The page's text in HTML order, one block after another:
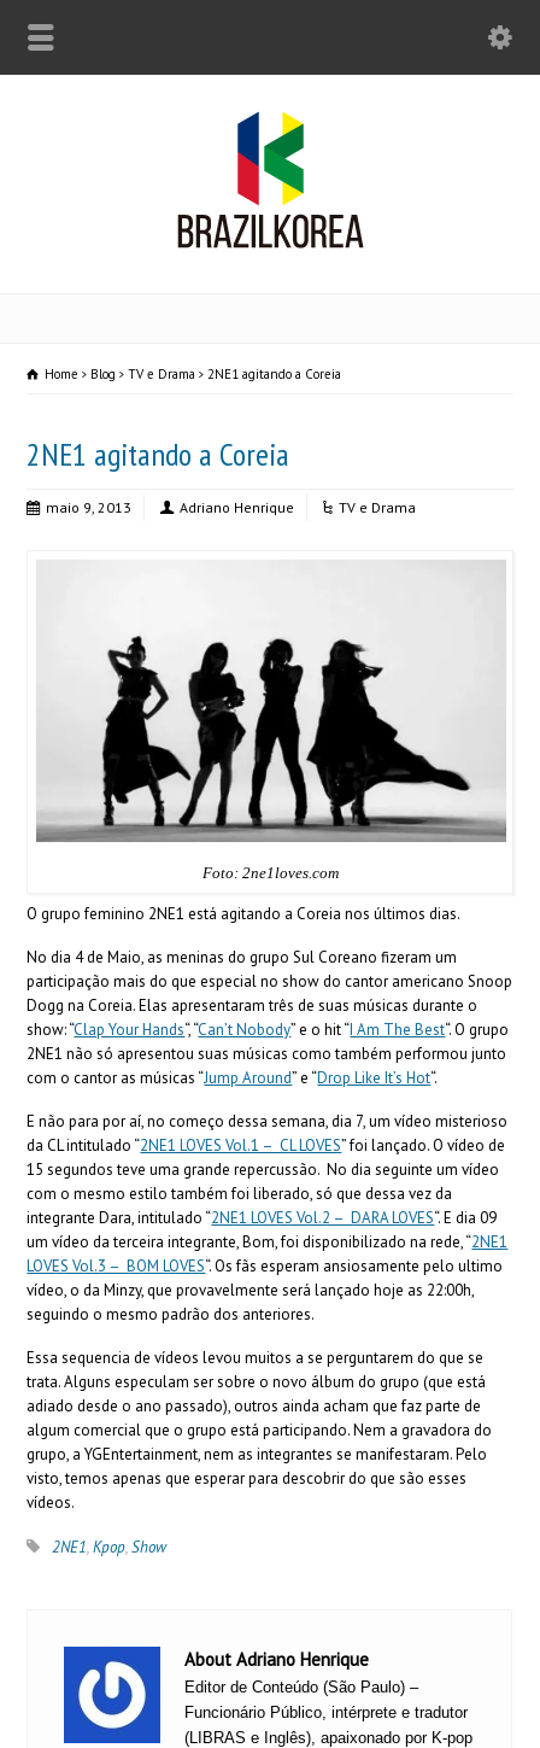
Home Blog TV e Drama 2NE1 agitando a Coreia
2NE1 agitando a Coreia
maio 9, 2013 Adriano Henrique TV e Drama
Foto: 2ne1loves.com
O grupo feminino 2NE1 está agitando a Coreia nos últimos dias.
No dia 4 de Maio, as meninas do grupo Sul Coreano fizeram um
participação mais do que especial no show do cantor americano Snoop
Dogg na Coreia. Elas apresentaram três de suas músicas durante o
show: “Clap Your Hands“, “Can’t Nobody” e o hit “I Am The Best“. O grupo
2NE1 não só apresentou suas músicas como também performou junto
com o cantor as músicas “Jump Around” e “Drop Like It’s Hot“.
E não para por aí, no começo dessa semana, dia 7, um vídeo misterioso
da CL intitulado “2NE1 LOVES Vol.1 – CL LOVES” foi lançado. O vídeo de
15 segundos teve uma grande repercussão. No dia seguinte um vídeo
com o mesmo estilo também foi liberado, só que dessa vez da
integrante Dara, intitulado “2NE1 LOVES Vol.2 – DARA LOVES“. E dia 09
um vídeo da terceira integrante, Bom, foi disponibilizado na rede, “2NE1
LOVES Vol.3 – BOM LOVES“. Os fãs esperam ansiosamente pelo ultimo
vídeo, o da Minzy, que provavelmente será lançado hoje as 22:00h,
seguindo o mesmo padrão dos anteriores.
Essa sequencia de vídeos levou muitos a se perguntarem do que se
trata. Alguns especulam ser sobre o novo álbum do grupo (que está
adiado desde o ano passado), outros ainda acham que faz parte de
algum comercial que o grupo está participando. Nem a gravadora do
grupo, a YGEntertainment, nem as integrantes se manifestaram. Pelo
visto, temos apenas que esperar para descobrir do que são esses
vídeos.
2NE1,Kpop,Show
About Adriano Henrique
Editor de Conteúdo (São Paulo) –
Funcionário Público, intérprete e tradutor
(LIBRAS e Inglês), apaixonado por K-pop